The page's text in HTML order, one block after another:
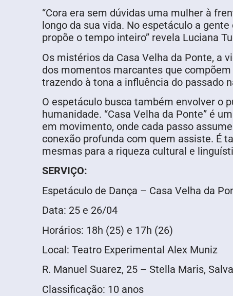
“Cora era sem dúvidas uma mulher à
longo da sua vida. No espetáculo a
propõe o tempo inteiro” revela Luciana
Os mistérios da Casa Velha da Ponte, a
dos momentos marcantes que
trazendo à tona a influência do passado
O espetáculo busca também envolver o
humanidade. “Casa Velha da Ponte” é
em movimento, onde cada passo
conexão profunda com quem assiste. É
mesmas para a riqueza cultural e
SERVIÇO:
Espetáculo de Dança – Casa Velha da
Data: 25 e 26/04
Horários: 18h (25) e 17h (26)
Local: Teatro Experimental Alex Muniz
R. Manuel Suarez, 25 – Stella Maris,
Classificação: 10 anos